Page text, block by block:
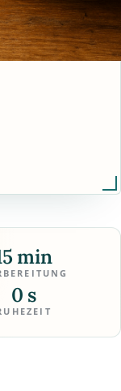
min
0 s